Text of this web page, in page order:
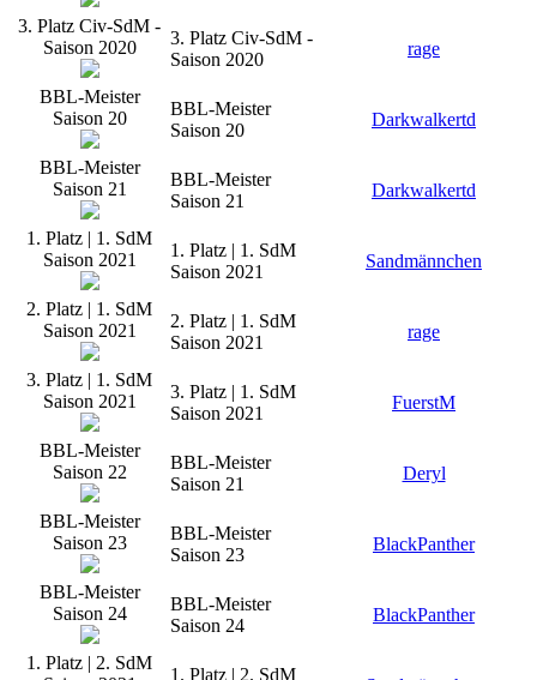
3. Platz Civ-SdM -
Saison 2020
3. Platz Civ-SdM -
Saison 2020
rage
BBL-Meister
Saison 20
BBL-Meister
Saison 20
Darkwalkertd
BBL-Meister
Saison 21
BBL-Meister
Saison 21
Darkwalkertd
1. Platz | 1. SdM
Saison 2021
1. Platz | 1. SdM
Saison 2021
Sandmännchen
2. Platz | 1. SdM
Saison 2021
2. Platz | 1. SdM
Saison 2021
rage
3. Platz | 1. SdM
Saison 2021
3. Platz | 1. SdM
Saison 2021
FuerstM
BBL-Meister
Saison 22
BBL-Meister
Saison 21
Deryl
BBL-Meister
Saison 23
BBL-Meister
Saison 23
BlackPanther
BBL-Meister
Saison 24
BBL-Meister
Saison 24
BlackPanther
1. Platz | 2. SdM
1. Platz | 2. SdM